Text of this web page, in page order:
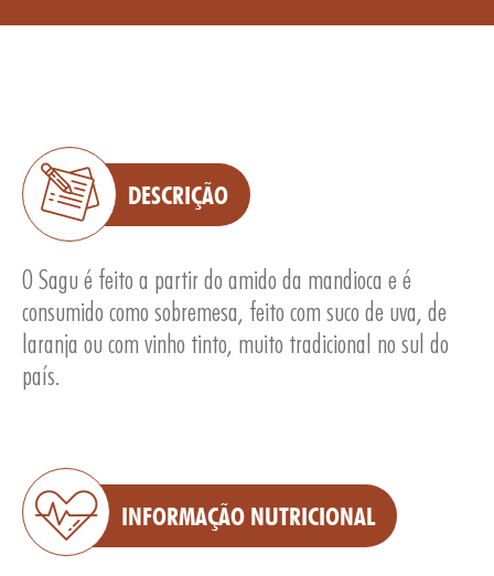
DESCRIÇÃO
O Sagu é feito a partir do amido da mandioca e é
consumido como sobremesa, feito com suco de uva, de
laranja ou com vinho tinto, muito tradicional no sul do
país.
INFORMAÇÃO NUTRICIONAL